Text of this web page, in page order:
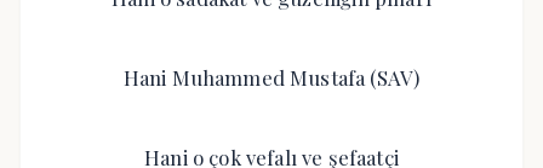
Hani Muhammed Mustafa (SAV)
Hani o çok vefalı ve şefaatçi